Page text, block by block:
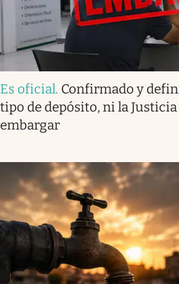
Es oficial. Confirmado y
tipo de depósito, ni la Justicia
embargar